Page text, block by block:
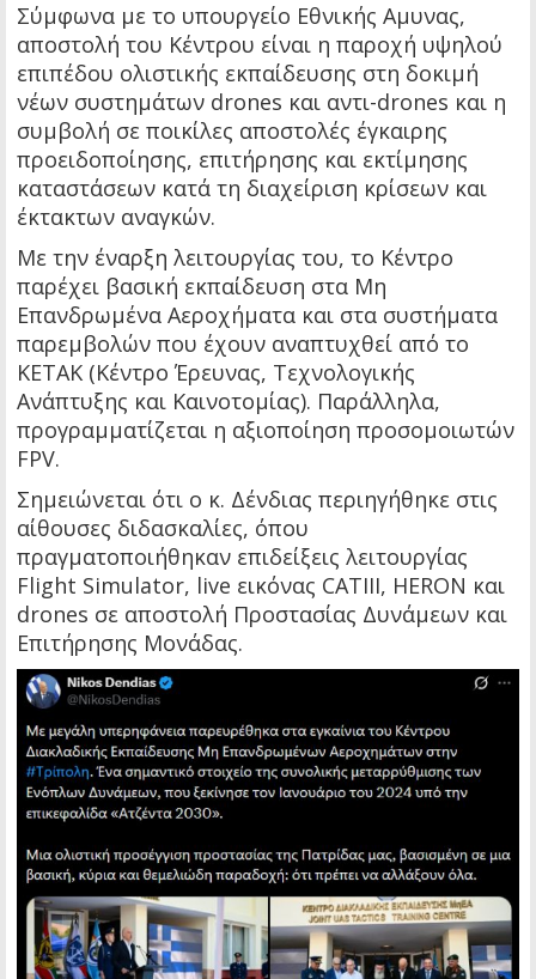
Σύμφωνα με το υπουργείο Εθνικής Αμυνας,
αποστολή του Κέντρου είναι η παροχή υψηλού
επιπέδου ολιστικής εκπαίδευσης στη δοκιμή
νέων συστημάτων drones και αντι-drones και η
συμβολή σε ποικίλες αποστολές έγκαιρης
προειδοποίησης, επιτήρησης και εκτίμησης
καταστάσεων κατά τη διαχείριση κρίσεων και
έκτακτων αναγκών.
Με την έναρξη λειτουργίας του, το Κέντρο
παρέχει βασική εκπαίδευση στα Μη
Επανδρωμένα Αεροχήματα και στα συστήματα
παρεμβολών που έχουν αναπτυχθεί από το
ΚΕΤΑΚ (Κέντρο Έρευνας, Τεχνολογικής
Ανάπτυξης και Καινοτομίας). Παράλληλα,
προγραμματίζεται η αξιοποίηση προσομοιωτών
FPV.
Σημειώνεται ότι ο κ. Δένδιας περιηγήθηκε στις
αίθουσες διδασκαλίες, όπου
πραγματοποιήθηκαν επιδείξεις λειτουργίας
Flight Simulator, live εικόνας CATIII, HERON και
drones σε αποστολή Προστασίας Δυνάμεων και
Επιτήρησης Μονάδας.